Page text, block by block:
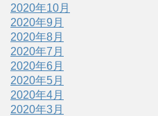
2020年10月
2020年9月
2020年8月
2020年7月
2020年6月
2020年5月
2020年4月
2020年3月